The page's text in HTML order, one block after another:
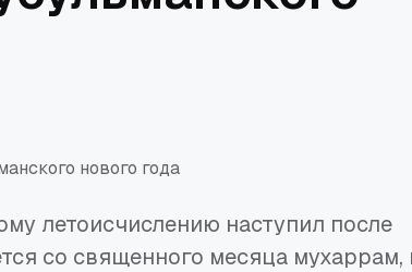
летоисчислению наступил после
со священного месяца мухаррам,